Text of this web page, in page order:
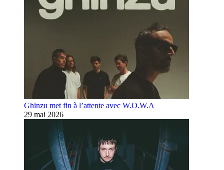
Ghinzu met fin à l’attente avec W.O.W.A
29 mai 2026